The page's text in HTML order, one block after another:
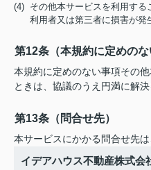
(4) その他本サービスを利用する
利用者又は第三者に損害が発
第12条（本規約に定めのな
本規約に定めのない事項その
ときは、協議のうえ円満に解決
第13条（問合せ先）
本サービスにかかる問合せ先は
イデアハウス不動産株式会